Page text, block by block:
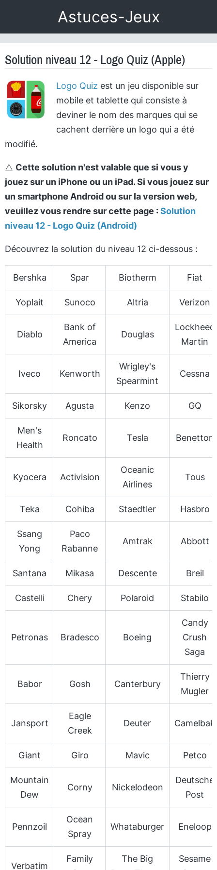
Astuces-Jeux
Solution niveau 12 - Logo Quiz (Apple)
Logo Quiz est un jeu disponible sur
mobile et tablette qui consiste à
deviner le nom des marques qui se
cachent derrière un logo qui a été
modifié.
⚠️ Cette solution n'est valable que si vous y
jouez sur un iPhone ou un iPad. Si vous jouez sur
un smartphone Android ou sur la version web,
veuillez vous rendre sur cette page :Solution
niveau 12 - Logo Quiz (Android)
Découvrez la solution du niveau 12 ci-dessous :
Bershka Spar Biotherm Fiat
Yoplait Sunoco Altria Verizon
Diablo
Bank of
America
Douglas
Lockheed
Martin
Iveco Kenworth
Wrigley's
Spearmint
Cessna
Sikorsky Agusta Kenzo GQ
Men's
Health
Roncato Tesla Benetton
Kyocera Activision
Oceanic
Airlines
Tous
Teka Cohiba Staedtler Hasbro
Ssang
Yong
Paco
Rabanne
Amtrak Abbott
Santana Mikasa Descente Breil
Castelli Chery Polaroid Stabilo
Petronas Bradesco Boeing
Candy
Crush
Saga
Babor Gosh Canterbury
Thierry
Mugler
Jansport
Eagle
Creek
Deuter Camelbak
Giant Giro Mavic Petco
Mountain
Dew
Corny Nickelodeon
Deutsche
Post
Pennzoil
Ocean
Spray
Whataburger Eneloop
Verbatim
Family
The Big
Sesame